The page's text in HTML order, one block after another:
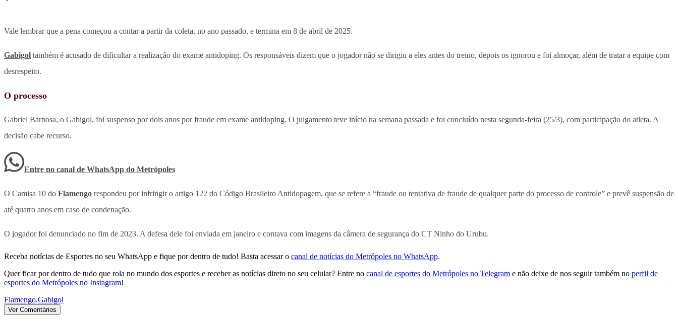
Vale lembrar que a pena começou a contar a partir da coleta, no ano passado, e termina em 8 de abril de 2025.
Gabigol também é acusado de dificultar a realização do exame antidoping. Os responsáveis dizem que o jogador não se dirigiu a eles antes do treino, depois os ignorou e foi almoçar, além de tratar a equipe com
desrespeito.
O processo
Gabriel Barbosa, o Gabigol, foi suspenso por dois anos por fraude em exame antidoping. O julgamento teve início na semana passada e foi concluído nesta segunda-feira (25/3), com participação do atleta. A
decisão cabe recurso.
Entre no canal de WhatsApp do Metrópoles
O Camisa 10 do Flamengo respondeu por infringir o artigo 122 do Código Brasileiro Antidopagem, que se refere a “fraude ou tentativa de fraude de qualquer parte do processo de controle” e prevê suspensão de
até quatro anos em caso de condenação.
O jogador foi denunciado no fim de 2023. A defesa dele foi enviada em janeiro e contava com imagens da câmera de segurança do CT Ninho do Urubu.
Receba notícias de Esportes no seu WhatsApp e fique por dentro de tudo! Basta acessar o canal de notícias do Metrópoles no WhatsApp.
Quer ficar por dentro de tudo que rola no mundo dos esportes e receber as notícias direto no seu celular? Entre no canal de esportes do Metrópoles no Telegram e não deixe de nos seguir também no perfil de
esportes do Metrópoles no Instagram!
Flamengo,Gabigol
Ver Comentários